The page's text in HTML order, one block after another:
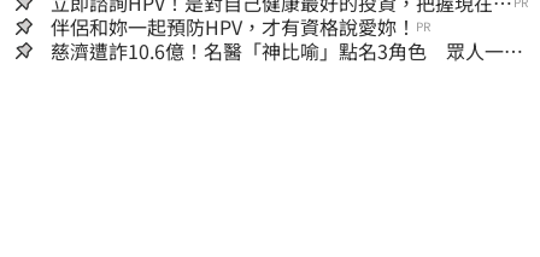
嫌晚！
伴侶和妳一起預防HPV，才有資格說愛妳！ PR
慈濟遭詐10.6億！名醫「神比喻」點名3角色 眾人一看